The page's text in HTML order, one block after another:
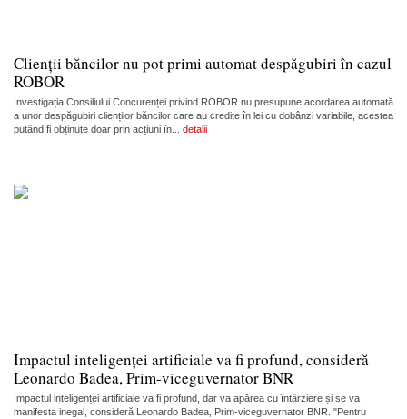
Clienții băncilor nu pot primi automat despăgubiri în cazul
ROBOR
Investigația Consiliului Concurenței privind ROBOR nu presupune acordarea automată
a unor despăgubiri clienților băncilor care au credite în lei cu dobânzi variabile, acestea
putând fi obținute doar prin acțiuni în... detalii
Impactul inteligenței artificiale va fi profund, consideră
Leonardo Badea, Prim-viceguvernator BNR
Impactul inteligenței artificiale va fi profund, dar va apărea cu întârziere și se va
manifesta inegal, consideră Leonardo Badea, Prim-viceguvernator BNR. "Pentru